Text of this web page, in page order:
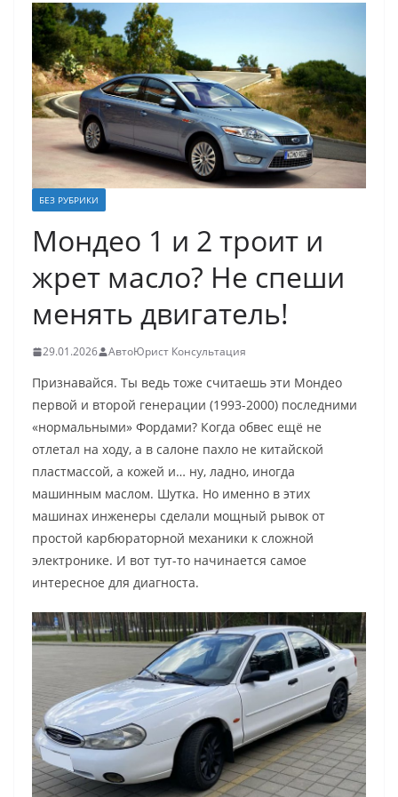
БЕЗ РУБРИКИ
Мондео 1 и 2 троит и
жрет масло? Не спеши
менять двигатель!
29.01.2026 АвтоЮрист Консультация
Признавайся. Ты ведь тоже считаешь эти Мондео
первой и второй генерации (1993-2000) последними
«нормальными» Фордами? Когда обвес ещё не
отлетал на ходу, а в салоне пахло не китайской
пластмассой, а кожей и… ну, ладно, иногда
машинным маслом. Шутка. Но именно в этих
машинах инженеры сделали мощный рывок от
простой карбюраторной механики к сложной
электронике. И вот тут-то начинается самое
интересное для диагноста.